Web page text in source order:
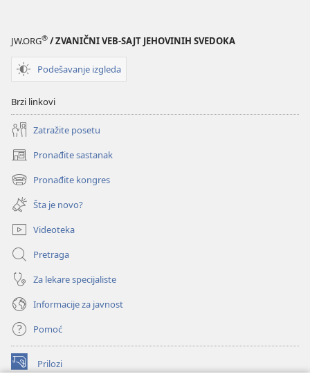
JW.ORG® / ZVANIČNI VEB-SAJT JEHOVINIH SVEDOKA
Podešavanje izgleda
Brzi linkovi
Zatražite posetu
Pronađite sastanak
(otvara
novi
prozor)
Pronađite kongres
(otvara
novi
prozor)
Šta je novo?
Videoteka
Pretraga
Za lekare specijaliste
Informacije za javnost
Pomoć
Prilozi
(otvara